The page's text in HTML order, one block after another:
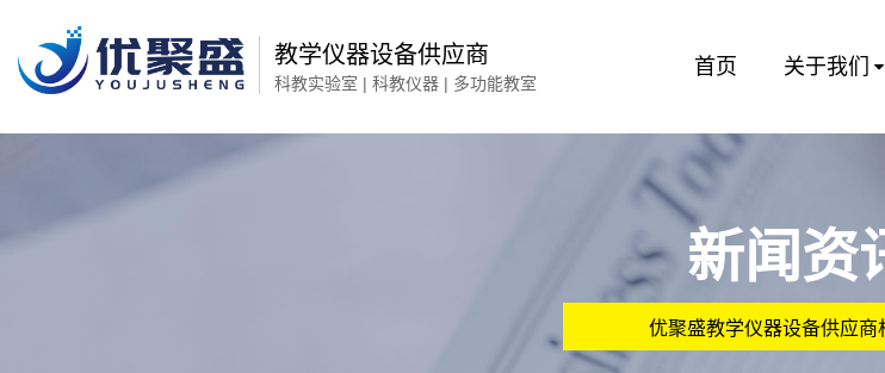
教学仪器设备供应商
科教实验室 | 科教仪器 | 多功能教室
首页 关于我们
新闻资
优聚盛教学仪器设备供应商